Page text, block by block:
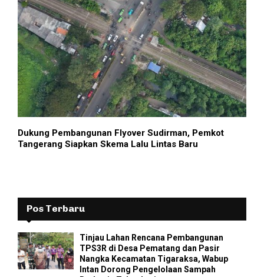
Dukung Pembangunan Flyover Sudirman, Pemkot
Tangerang Siapkan Skema Lalu Lintas Baru
Pos Terbaru
Tinjau Lahan Rencana Pembangunan
TPS3R di Desa Pematang dan Pasir
Nangka Kecamatan Tigaraksa, Wabup
Intan Dorong Pengelolaan Sampah